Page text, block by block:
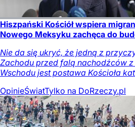
Hiszpański Kościół wspiera
Nowego Meksyku zachęca do
Nie da się ukryć, że jedną z
Zachodu przed falą nachodźców
Wschodu jest postawa Kościoła
OpinieŚwiatTylko na DoRzeczy.pl